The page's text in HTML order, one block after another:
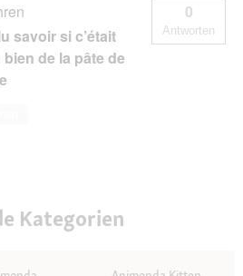
savoir si c’était
de la pâte de
0
Antworten
Kategorien